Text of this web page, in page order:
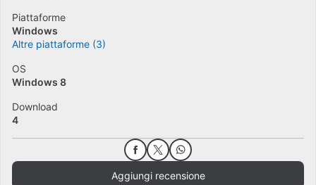
Piattaforme
Windows
Altre piattaforme (3)
OS
Windows 8
Download
4
Aggiungi recensione